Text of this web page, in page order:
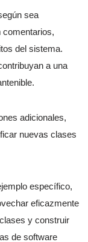
sea
comentarios,
del sistema.
a una
adicionales,
nuevas clases
específico,
eficazmente
y construir
de software